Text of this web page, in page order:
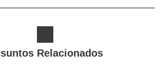
Relacionados